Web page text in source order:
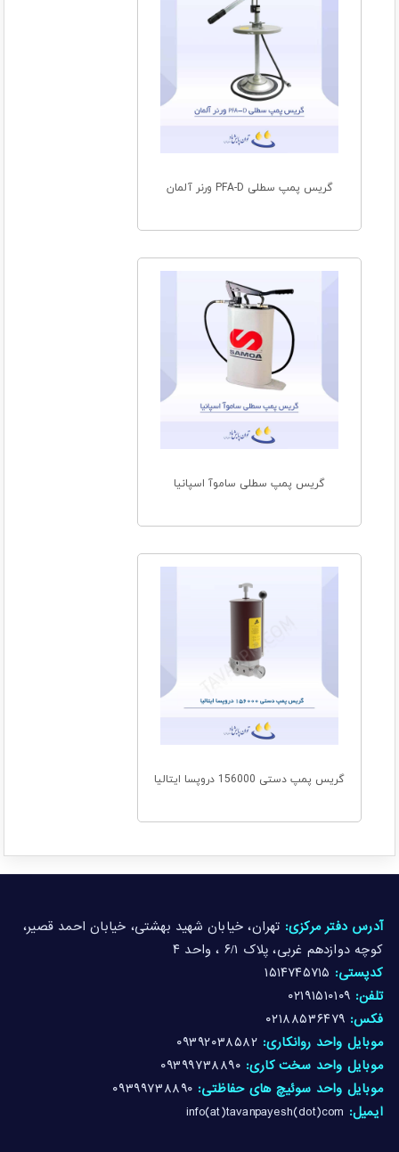
گریس پمپ سطلی PFA-D ورنر آلمان
گریس پمپ سطلی ساموآ اسپانیا
گریس پمپ دستی 156000 دروپسا ایتالیا
آدرس دفتر مرکزی: تهران، خیابان شهید بهشتی، خیابان احمد قصیر،
کوچه دوازدهم غربی، پلاک ۶/۱ ، واحد ۴
کدپستی: ۱۵۱۴۷۴۵۷۱۵
تلفن: ۰۲۱۹۱۵۱۰۱۰۹
فکس: ۰۲۱۸۸۵۳۶۴۷۹
موبایل واحد روانکاری: ۰۹۳۹۲۰۳۸۵۸۲
موبایل واحد سخت کاری: ۰۹۳۹۹۷۳۸۸۹۰
موبایل واحد سوئیچ های حفاظتی: ۰۹۳۹۹۷۳۸۸۹۰
ایمیل: info(at)tavanpayesh(dot)com